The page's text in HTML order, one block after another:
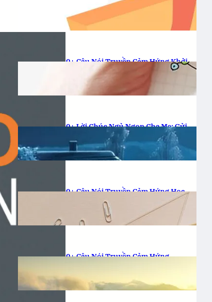
Doanh: Bứt Phá Ngay!
21-11-2025.anhmondial
50+ Câu Nói Truyền Cảm Hứng Khởi
Nghiệp: Vực Dậy Đam Mê!
21-11-2025
50+ Lời Chúc Ngủ Ngon Cha Mẹ: Gửi
Yêu Thương, Gieo Bình Yên
20-11-2025.anhmondial
50+ Câu Nói Truyền Cảm Hứng Học
Tập: Thắp Lửa Tri Thức!
20-11-2025 anhmondial
50+ Câu Nói Truyền Cảm Hứng
anhmondial